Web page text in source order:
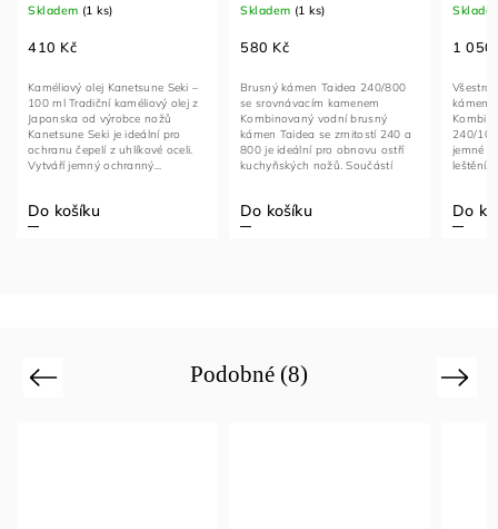
Skladem (1 ks)
410 Kč
Do košíku
Kaméliový olej Kanetsune Seki –
100 ml Tradiční kaméliový olej z
Japonska od výrobce nožů
Kanetsune Seki je ideální pro
ochranu čepelí z uhlíkové oceli.
Vytváří jemný ochranný...
brousek na nože s
stojanem
Skladem (1 ks)
580 Kč
Do košíku
Brusný kámen Taidea 240/800
se srovnávacím kamenem
Kombinovaný vodní brusný
kámen Taidea se zrnitostí 240 a
800 je ideální pro obnovu ostří
kuchyňských nožů. Součástí
vodní
1 050
Do
kámen
240/
jemné
leštění.
Podobné (8)
Previous Next